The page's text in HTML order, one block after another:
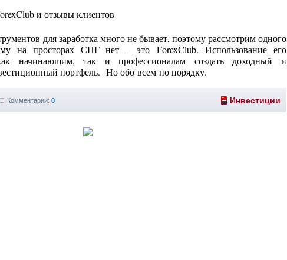
для заработка много не бывает, поэтому рассмотрим одного
на просторах СНГ нет – это ForexClub. Использование его
начинающим, так и профессионалам создать доходный и
портфель. Но обо всем по порядку.
Инвестиции
Комментарии: 0